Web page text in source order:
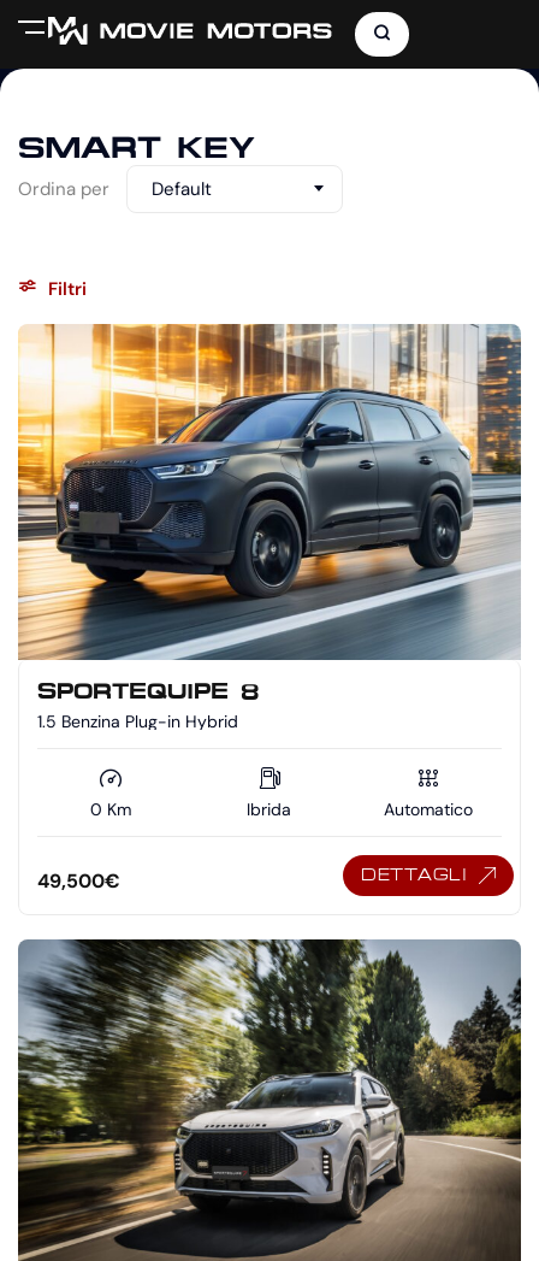
SMART KEY
Ordina per Default
Filtri
SPORTEQUIPE 8
1.5 Benzina Plug-in Hybrid
0 Km Ibrida Automatico
49,500€ DETTAGLI